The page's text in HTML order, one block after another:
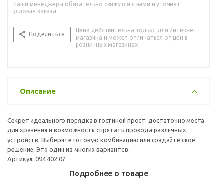
Наши менеджеры обязательно свяжутся с вами и уточнят
условия заказа
Поделиться
Цена действительна только для интернет-
магазина и может отличаться от цен в
розничных магазинах
Описание
Секрет идеального порядка в гостиной прост: достаточно места
для хранения и возможность спрятать провода различных
устройств. Выберите готовую комбинацию или создайте свое
решение. Это один из многих вариантов.
Артикул: 094.402.07
Подробнее о товаре